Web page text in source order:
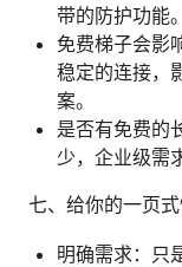
带的防护功能。
免费梯子会影
稳定的连接，
案。
是否有免费的
少，企业级需
七、给你的一页式
明确需求：只